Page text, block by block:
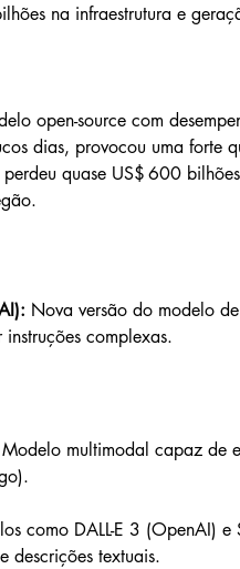
na infraestrutura e
open-source com
dias, provocou uma forte
quase US$ 600
Nova versão do modelo
complexas.
Modelo multimodal capaz de
como DALL-E 3 (OpenAI)
descrições textuais.